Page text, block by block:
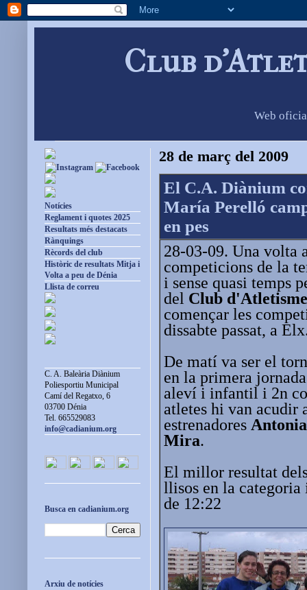
Club
Web
28 de març del 2009
El C.A. Diànium
María Perelló
en pes
28-03-09. Una volta
competicions de la
i sense quasi temps
del Club
començar les
dissabte passat, a
De matí va ser el
en la primera
aleví i infantil i 2n
atletes hi van acudir
estrenadores
Mira.
El millor resultat
llisos en la
de 12:22
Notícies
Reglament i quotes 2025
Resultats més destacats
Rànquings
Rècords del club
Històric de resultats Mitja i
Volta a peu de Dénia
Llista de correu
C. A. Baleària Diànium
Poliesportiu Municipal
Camí del Regatxo, 6
03700 Dénia
Tel. 665529083
info@cadianium.org
Busca en cadianium.org
Arxiu de notícies